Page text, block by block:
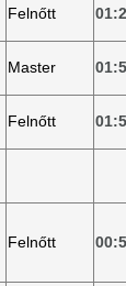
Felnőtt
Master
Felnőtt
Felnőtt